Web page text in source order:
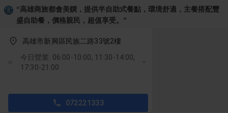
“高雄商旅都會美饌，提供半自助式餐點，環境舒適，主餐搭配豐
盛自助餐，價格親民，超值享受。 ”
高雄市新興區民族二路33號2樓
今日營業: 06:00-10:00, 11:30-14:00,
17:30-21:00
072221333